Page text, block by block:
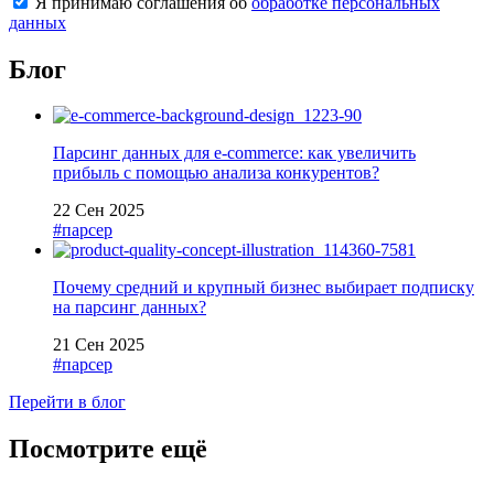
данных
Блог
Парсинг данных для e-commerce: как увеличить
прибыль с помощью анализа конкурентов?
22 Сен 2025
#парсер
Почему средний и крупный бизнес выбирает подписку
на парсинг данных?
21 Сен 2025
#парсер
Перейти в блог
Посмотрите ещё